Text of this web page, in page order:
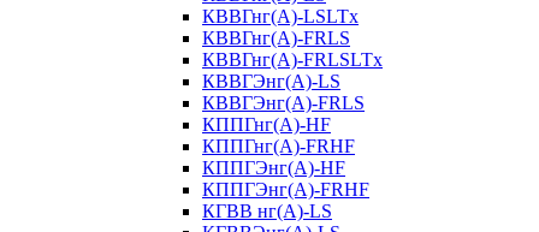
КВВГнг(А)-LSLTx
КВВГнг(А)-FRLS
КВВГнг(А)-FRLSLTx
КВВГЭнг(А)-LS
КВВГЭнг(А)-FRLS
КППГнг(А)-HF
КППГнг(А)-FRHF
КППГЭнг(А)-HF
КППГЭнг(А)-FRHF
КГВВ нг(А)-LS